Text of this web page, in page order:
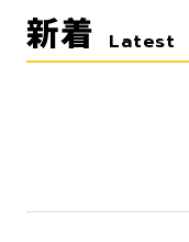
新着 Latest